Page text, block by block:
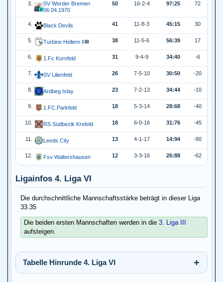
3.
SV Werder Bremen
06.04.1970
50 16-2-4 97:25 72
4. Black Devils 41 11-8-3 45:15 30
5. Turbine Hellern II 🟥 38 11-5-6 56:39 17
6. 1.Fc Kornfeld 31 9-4-9 34:40 -6
7. SV Lilienfeld 26 7-5-10 30:50 -20
8. Ardbeg Islay 23 7-2-13 34:44 -10
9. 1.FC.Parkfeld 18 5-3-14 28:68 -40
10. RS Südbezik Krefeld 18 6-0-16 31:76 -45
11. Leeds City 13 4-1-17 14:94 -80
12. Fsv Waltershausen 12 3-3-16 26:88 -62
Ligainfos 4. Liga VI
Die durchschnittliche Mannschaftsstärke beträgt in dieser Liga
33.35
Die beiden ersten Mannschaften werden in die 3. Liga III
aufsteigen.
Tabelle Hinrunde 4. Liga VI